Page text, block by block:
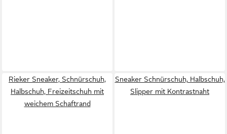
Rieker Sneaker, Schnürschuh,
Halbschuh, Freizeitschuh mit
weichem Schaftrand
Sneaker Schnürschuh, Halbschuh,
Slipper mit Kontrastnaht